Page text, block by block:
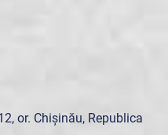
or. Chișinău, Republica